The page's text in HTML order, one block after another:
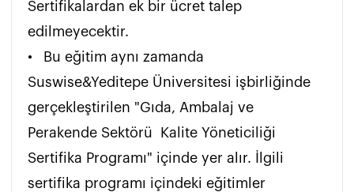
Sertifikalardan ek bir ücret talep
edilmeyecektir.
•	Bu eğitim aynı zamanda
Suswise&Yeditepe Üniversitesi işbirliğinde
gerçekleştirilen "Gıda, Ambalaj ve
Perakende Sektörü  Kalite Yöneticiliği
Sertifika Programı" içinde yer alır. İlgili
sertifika programı içindeki eğitimler